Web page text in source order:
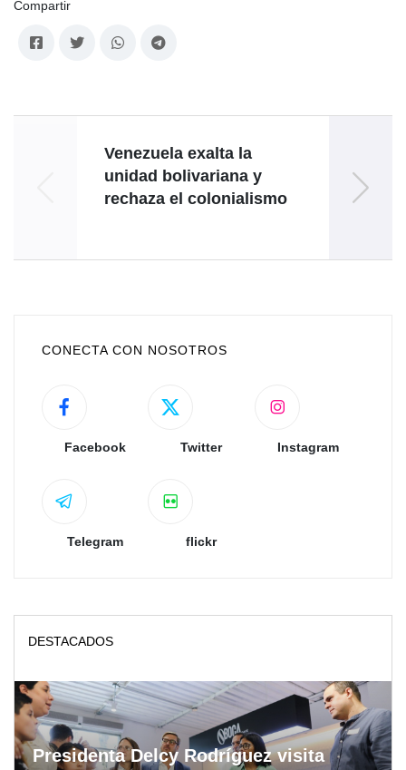
Compartir
Venezuela exalta la
unidad bolivariana y
rechaza el colonialismo
CONECTA CON NOSOTROS
Facebook Twitter Instagram
Telegram flickr
DESTACADOS
Presidenta Delcy Rodríguez visita